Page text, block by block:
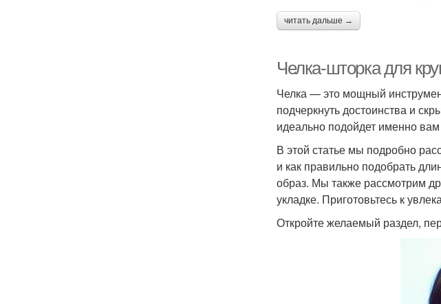
читать дальше →
Челка-шторка для
Челка — это мощный
подчеркнуть достоинства и
идеально подойдет именно
В этой статье мы подробно
и как правильно подобрать
образ. Мы также рассмотрим
укладке. Приготовьтесь к
Откройте желаемый раздел,